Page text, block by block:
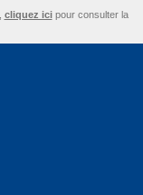
cliquez icipour consulter la